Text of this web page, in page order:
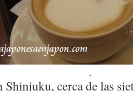
.
Shinjuku, cerca de las